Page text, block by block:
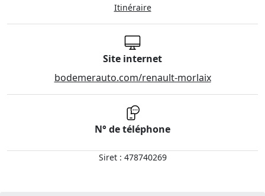
Itinéraire
Site internet
bodemerauto.com/renault-morlaix
N° de téléphone
Siret : 478740269